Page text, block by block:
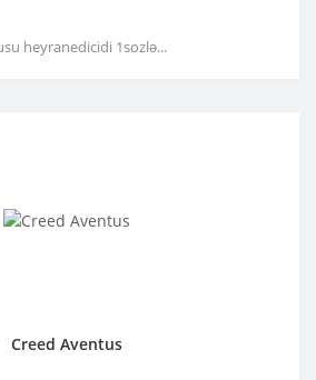
heyranedicidi 1sozlə...
Creed Aventus